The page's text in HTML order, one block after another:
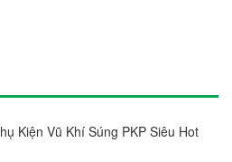
Kiện Vũ Khí Súng PKP Siêu Hot